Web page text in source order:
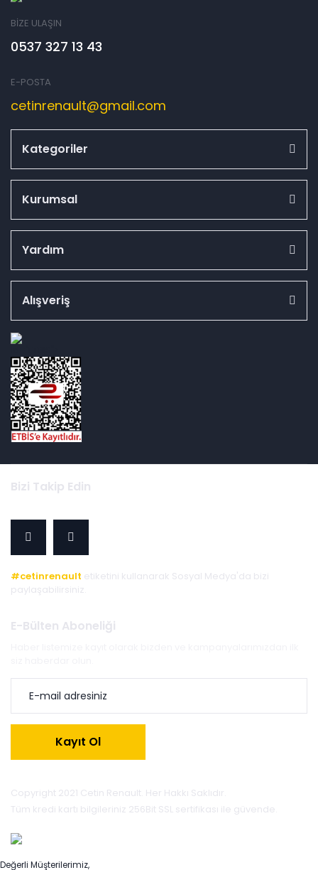
BİZE ULAŞIN
0537 327 13 43
E-POSTA
cetinrenault@gmail.com
Kategoriler
Kurumsal
Yardım
Alışveriş
Bizi Takip Edin
#cetinrenault etiketini kullanarak Sosyal Medya'da bizi
paylaşabilirsiniz.
E-Bülten Aboneliği
Kayıt Ol
Copyright 2021 Cetin Renault. Her Hakkı Saklıdır.
Tüm kredi kartı bilgileriniz 256Bit SSL sertifikası ile güvende.
Değerli Müşterilerimiz,